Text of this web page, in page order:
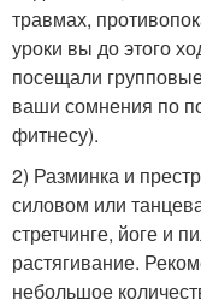
травмах,
уроки вы до этого
посещали
ваши сомнения по
фитнесу).
2) Разминка и
силовом или
стретчинге, йоге и
растягивание.
небольшое